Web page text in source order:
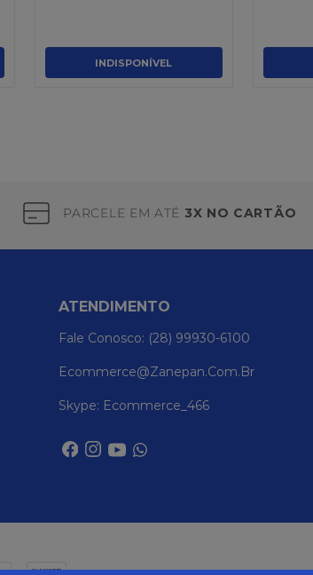
INDISPONÍVEL
PARCELE EM ATÉ 3X NO CARTÃO
ATENDIMENTO
Fale Conosco: (28) 99930-6100
Ecommerce@zanepan.com.br
Skype: Ecommerce_466